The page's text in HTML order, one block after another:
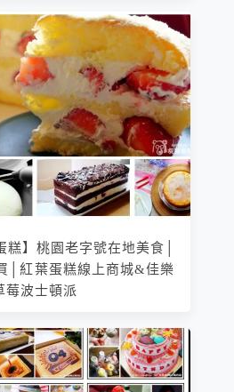
糕】桃園老字號在地美食│
│紅葉蛋糕線上商城&佳樂
莓波士頓派